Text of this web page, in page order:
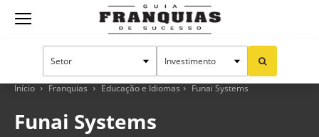
Guia
Franquias
Início Franquias Educação e Idiomas Funai Systems
Funai Systems